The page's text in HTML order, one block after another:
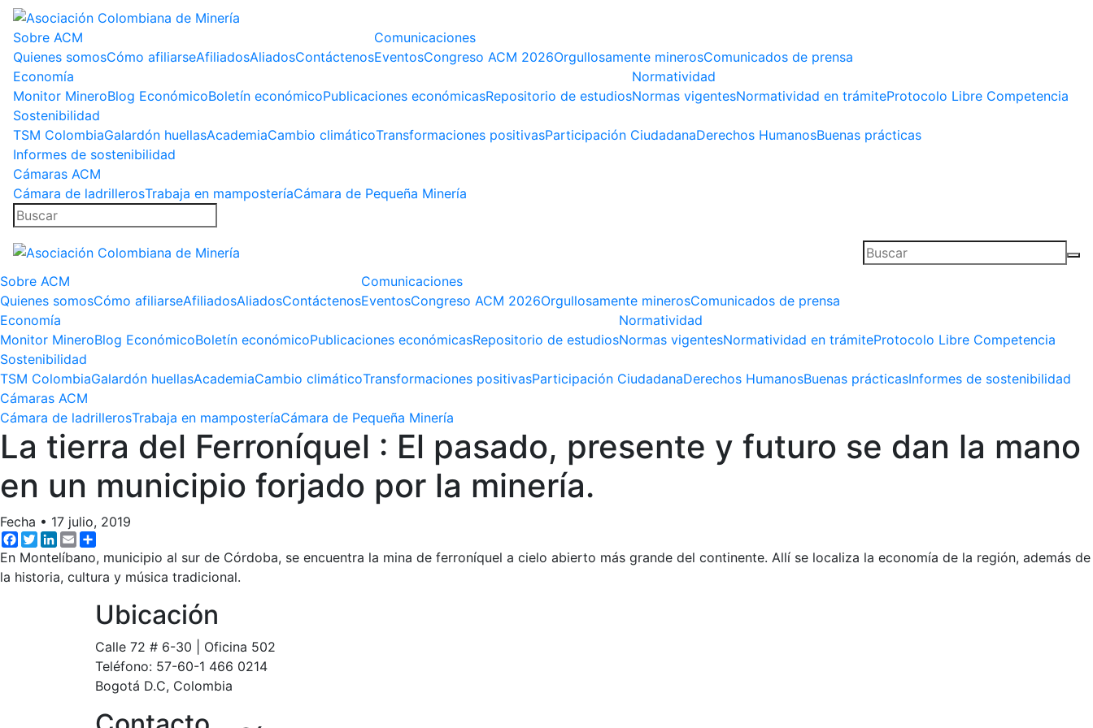
Sobre ACM
Quienes somosCómo afiliarseAfiliadosAliadosContáctenos
Comunicaciones
EventosCongreso ACM 2026Orgullosamente minerosComunicados de prensa
Economía
Monitor MineroBlog EconómicoBoletín económicoPublicaciones económicasRepositorio de estudios
Normatividad
Normas vigentesNormatividad en trámiteProtocolo Libre Competencia
Sostenibilidad
TSM ColombiaGalardón huellasAcademiaCambio climáticoTransformaciones positivasParticipación CiudadanaDerechos HumanosBuenas prácticas
Informes de sostenibilidad
Cámaras ACM
Cámara de ladrillerosTrabaja en mamposteríaCámara de Pequeña Minería
Sobre ACM
Quienes somosCómo afiliarseAfiliadosAliadosContáctenos
Comunicaciones
EventosCongreso ACM 2026Orgullosamente minerosComunicados de prensa
Economía
Monitor MineroBlog EconómicoBoletín económicoPublicaciones económicasRepositorio de estudios
Normatividad
Normas vigentesNormatividad en trámiteProtocolo Libre Competencia
Sostenibilidad
TSM ColombiaGalardón huellasAcademiaCambio climáticoTransformaciones positivasParticipación CiudadanaDerechos HumanosBuenas prácticasInformes de sostenibilidad
Cámaras ACM
Cámara de ladrillerosTrabaja en mamposteríaCámara de Pequeña Minería
La tierra del Ferroníquel : El pasado, presente y futuro se dan la mano
en un municipio forjado por la minería.
Fecha • 17 julio, 2019
Facebook
TwitterLinkedIn
Email
En Montelíbano, municipio al sur de Córdoba, se encuentra la mina de ferroníquel a cielo abierto más grande del continente. Allí se localiza la economía de la región, además de
la historia, cultura y música tradicional.
Ubicación
Calle 72 # 6-30 | Oficina 502
Teléfono: 57-60-1 466 0214
Bogotá D.C, Colombia